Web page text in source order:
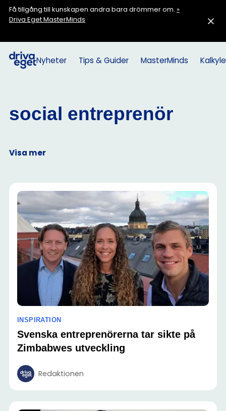
Få tillgång till kunskapen andra bara drömmer om. »
Driva Eget MasterMinds
Nyheter Tips & Guider MasterMinds
social entreprenör
Visa mer
INSPIRATION
Svenska entreprenörerna tar sikte på
Zimbabwes utveckling
Redaktionen